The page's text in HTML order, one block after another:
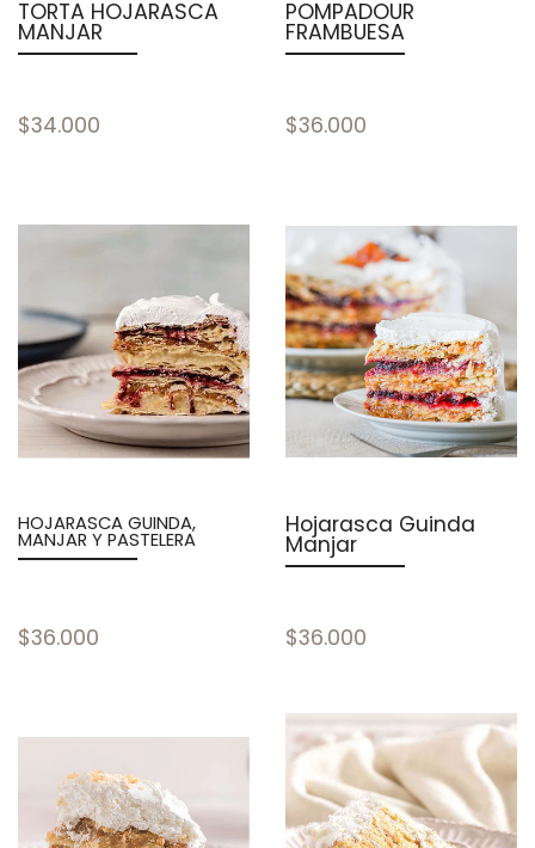
TORTA HOJARASCA
MANJAR
$34.000
POMPADOUR
FRAMBUESA
$36.000
HOJARASCA GUINDA,
MANJAR Y PASTELERA
$36.000
Hojarasca Guinda
Manjar
$36.000